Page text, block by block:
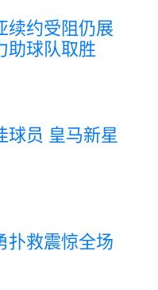
续约受阻仍展
助球队取胜
球员 皇马新星
扑救震惊全场